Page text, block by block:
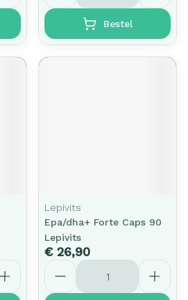
Bestel
Lepivits
Epa/dha+ Forte Caps 90
Lepivits
€ 26,90
Aantal